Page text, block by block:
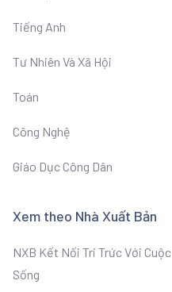
Tiếng Anh
Tư Nhiên Và Xã Hội
Toán
Công Nghệ
Giáo Dục Công Dân
Xem theo Nhà Xuất Bản
NXB Kết Nối Tri Trức Với Cuộc
Sống